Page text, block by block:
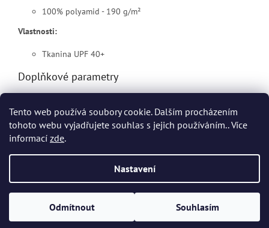
Tento web používá soubory cookie. Dalším procházením
tohoto webu vyjadřujete souhlas s jejich používáním.. Více
informací zde.
Nastavení
Odmítnout Souhlasím
100% polyamid - 190 g/m²
Vlastnosti:
Tkanina UPF 40+
Doplňkové parametry
EAN : Zvolte variantu
Vytvořil Shoptet
Copyright 2026HHT Workwear . Všechna práva vyhrazena.